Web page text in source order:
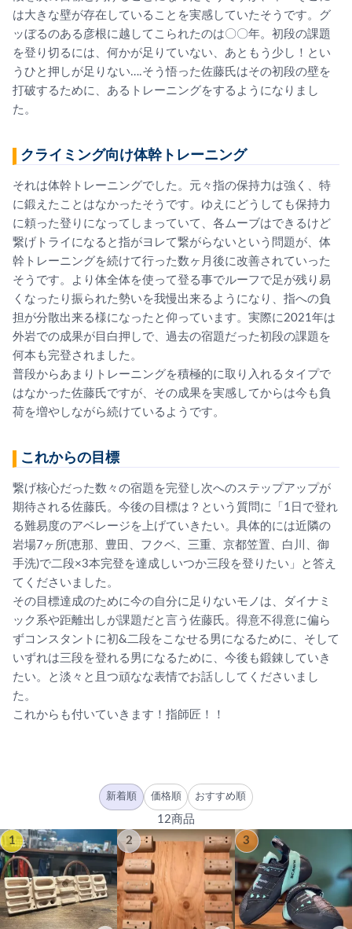
は大きな壁が存在していることを実感していたそうです 。グ
ッぼるのある彦根に越してこられたのは〇〇年。 初段の課題
を登り切るには、何かが足りていない、あともう少し！ とい
うひと押しが足りない….そう悟った佐藤氏はその初段の壁を
打破するために、あるトレーニングをするようになりまし
た。
クライミング向け体幹トレーニング
それは体幹トレーニングでした。元々指の保持力は強く、 特
に鍛えたことはなかったそうです。 ゆえにどうしても保持力
に頼った登りになってしまっていて、 各ムーブはできるけど
繋げトライになると指がヨレて繋がらないと いう問題が、 体
幹トレーニングを続けて行った数ヶ月後に改善されていった
そう です。
より体全体を使って登る事でルーフで足が残り易
くなったり振られた勢いを我慢出来るようになり、 指への負
担が分散出来る様になったと仰っています。実際に2021年は
外岩での成果が目白押しで、 過去の宿題だった初段の課題を
何本も完登されました。
普段からあまりトレーニングを積極的に取り入れるタイプで
はなかった佐藤氏ですが、 その成果を実感してからは今も負
荷を増やしながら続けているよう です。
これからの目標
繋げ核心だった数々の宿題を完登し次へのステップアップが
期待さ れる佐藤氏。今後の目標は？という質問に「1日で登れ
る難易度のアベレージを上げていきたい。具体的には近隣の
岩場7ヶ所(恵那 、豊田、フクベ、三重、京都笠置、白川、御
手洗)で二段×3本完登を達成しいつか三段を登りたい」と答え
てくださいました。
その目標達成のために今の自分に足りないモノは、
ダイナミ
ック系や距離出しが課題だと言う佐藤氏。 得意不得意に偏ら
ずコンスタントに初&二段をこなせる男になるために、そして
いずれは三段を登れる男になるために、 今後も鍛錬していき
たい。
と淡々と且つ頑なな表情でお話ししてくださいまし
た。
これからも付いていきます！指師匠！！
新着順 価格順 おすすめ順
12商品
1
2 3